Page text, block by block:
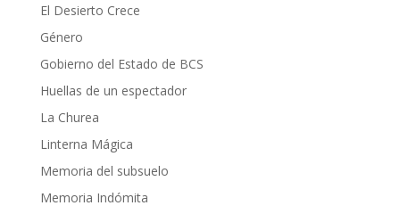
El Desierto Crece
Género
Gobierno del Estado de BCS
Huellas de un espectador
La Churea
Linterna Mágica
Memoria del subsuelo
Memoria Indómita